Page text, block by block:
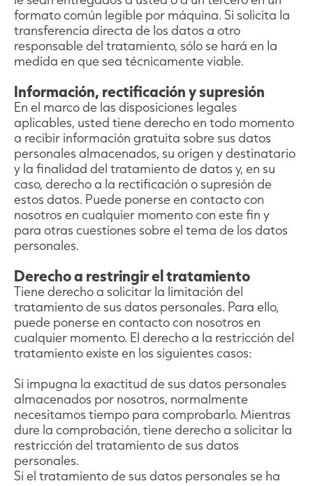
formato común legible por máquina. Si solicita la
transferencia directa de los datos a otro
responsable del tratamiento, sólo se hará en la
medida en que sea técnicamente viable.
Información, rectificación y supresión
En el marco de las disposiciones legales
aplicables, usted tiene derecho en todo momento
a recibir información gratuita sobre sus datos
personales almacenados, su origen y destinatario
y la finalidad del tratamiento de datos y, en su
caso, derecho a la rectificación o supresión de
estos datos. Puede ponerse en contacto con
nosotros en cualquier momento con este fin y
para otras cuestiones sobre el tema de los datos
personales.
Derecho a restringir el tratamiento
Tiene derecho a solicitar la limitación del
tratamiento de sus datos personales. Para ello,
puede ponerse en contacto con nosotros en
cualquier momento. El derecho a la restricción del
tratamiento existe en los siguientes casos:
Si impugna la exactitud de sus datos personales
almacenados por nosotros, normalmente
necesitamos tiempo para comprobarlo. Mientras
dure la comprobación, tiene derecho a solicitar la
restricción del tratamiento de sus datos
personales.
Si el tratamiento de sus datos personales se ha